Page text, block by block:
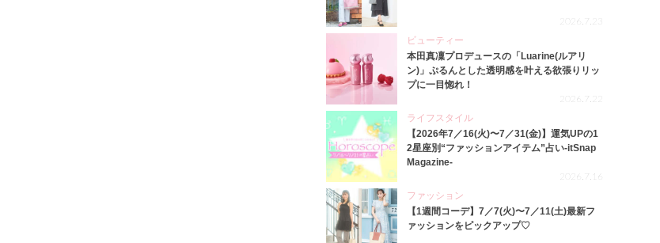
2026.7.23
ビューティー
本田真凜プロデュースの「Luarine(ルアリ
ン)」ぷるんとした透明感を叶える欲張りリッ
プに一目惚れ！
2026.7.22
ライフスタイル
【2026年7／16(火)〜7／31(金)】運気UPの1
2星座別“ファッションアイテム”占い-itSnap
Magazine-
2026.7.16
ファッション
【1週間コーデ】7／7(火)〜7／11(土)最新フ
ァッションをピックアップ♡